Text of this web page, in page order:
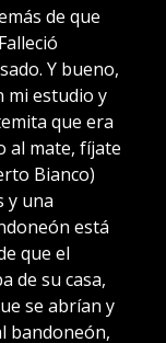
de que
Y bueno,
mi estudio y
que era
al mate, fíjate
Bianco)
y una
está
que el
de su casa,
se abrían y
bandoneón,